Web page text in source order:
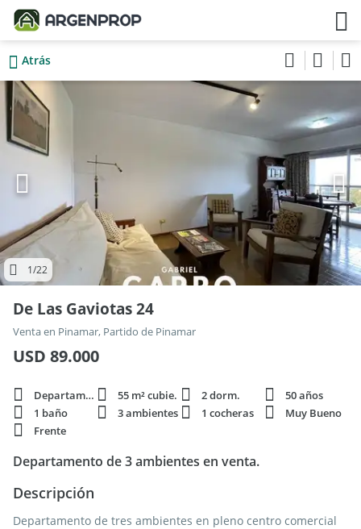
Atrás
1/22
De Las Gaviotas 24
Venta en Pinamar, Partido de Pinamar
USD 89.000
Departamento 55 m² cubie. 2 dorm.
50 años
1 baño
3 ambientes 1 cocheras
Muy Bueno
Frente
Departamento de 3 ambientes en venta.
Descripción
Departamento de tres ambientes en pleno centro comercial